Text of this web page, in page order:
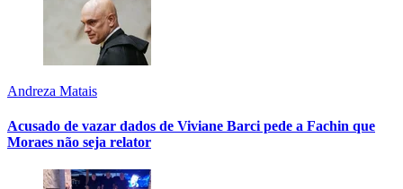
Andreza Matais
Acusado de vazar dados de Viviane Barci pede a Fachin que
Moraes não seja relator